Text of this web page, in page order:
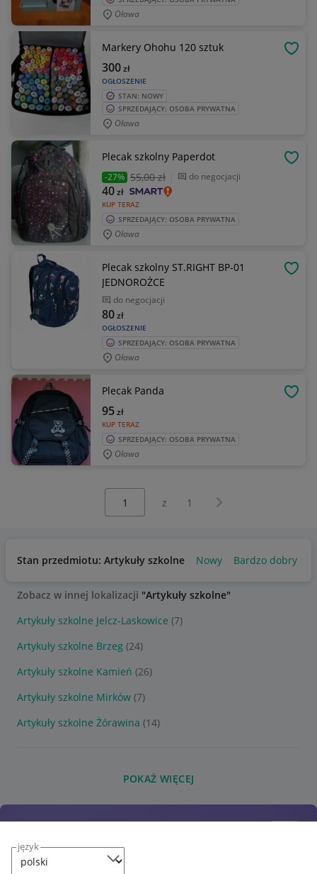
język
Oława
Markery Ohohu 120 sztuk
OGŁOSZENIE
300zł
STAN: NOWY
SPRZEDAJĄCY: OSOBA PRYWATNA
Oława
Plecak szkolny Paperdot
-27% 55,00 zł do negocjacji
KUP TERAZ
40zł
SPRZEDAJĄCY: OSOBA PRYWATNA
Oława
Plecak szkolny ST.RIGHT BP-01
JEDNOROŻCE
do negocjacji
OGŁOSZENIE
80zł
SPRZEDAJĄCY: OSOBA PRYWATNA
Oława
Plecak Panda
KUP TERAZ
95zł
SPRZEDAJĄCY: OSOBA PRYWATNA
Oława
z 1 Następna strona
Stan przedmiotu: Artykuły szkolne Nowy Bardzo dobry
Zobacz w innej lokalizacji "Artykuły szkolne"
Artykuły szkolne Jelcz-Laskowice (7)
Artykuły szkolne Brzeg (24)
Artykuły szkolne Kamień (26)
Artykuły szkolne Mirków (7)
Artykuły szkolne Żórawina (14)
POKAŻ WIĘCEJ